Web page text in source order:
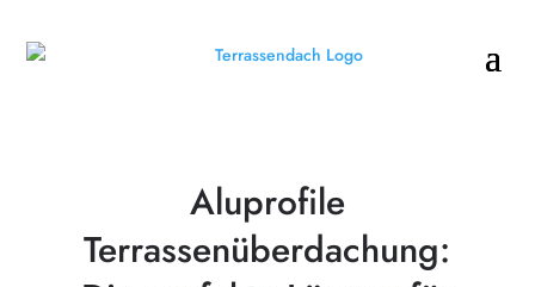
Aluprofile
Terrassenüberdachung: